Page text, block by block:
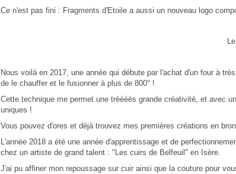
Ce n'est pas fini : Fragments d'Etoile a aussi un nouveau logo
Nous voilà en 2017, une année qui débute par l'achat d'un four à
de le chauffer et le fusionner à plus de 800° !
Cette technique me permet une trèèèès grande créativité, et avec
uniques !
Vous pouvez d'ores et déjà trouvez mes premières créations en
L'année 2018 a été une année d'apprentissage et de
chez un artiste de grand talent : "Les cuirs de Belfeuil" en Isère.
J'ai pu affiner mon repoussage sur cuir ainsi que la couture pour